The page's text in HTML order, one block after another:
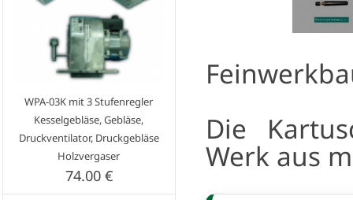
WPA-03K mit 3 Stufenregler
Kesselgebläse, Gebläse,
Druckventilator, Druckgebläse
Holzvergaser
74.00 €
Die
Werk aus